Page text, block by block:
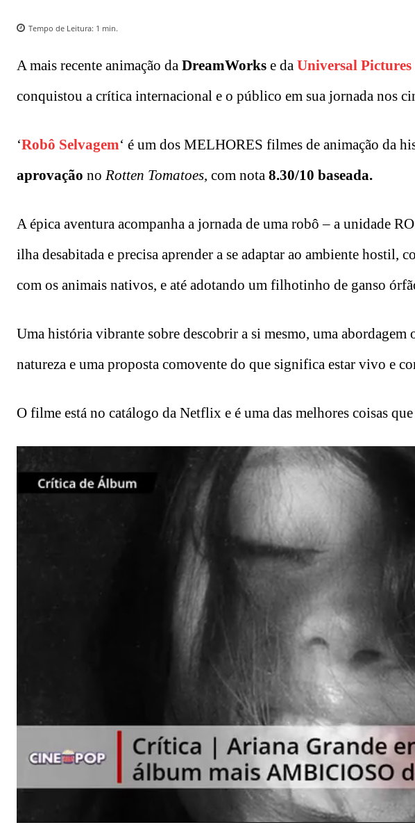
Tempo de Leitura: 1 min.
A mais recente animação da DreamWorks e da Universal Pictures
conquistou a crítica internacional e o público em sua jornada nos
‘Robô Selvagem‘ é um dos MELHORES filmes de animação da
aprovação no Rotten Tomatoes, com nota 8.30/10 baseada.
A épica aventura acompanha a jornada de uma robô – a unidade
ilha desabitada e precisa aprender a se adaptar ao ambiente hostil,
com os animais nativos, e até adotando um filhotinho de ganso
Uma história vibrante sobre descobrir a si mesmo, uma
natureza e uma proposta comovente do que significa estar vivo e
O filme está no catálogo da Netflix e é uma das melhores coisas